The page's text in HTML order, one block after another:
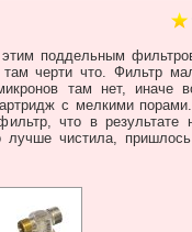
поддельным
черти что. Фильтр
там нет, иначе
с мелкими
что в результате
чистила, пришлось